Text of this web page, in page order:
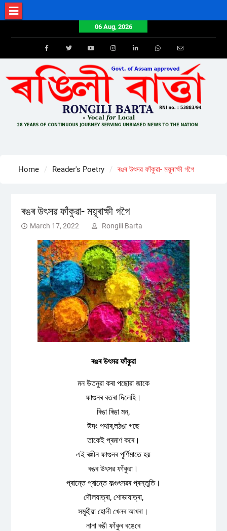
Skip
to
06 Aug, 2026
FacebookTwitterYoutube Email
Home Reader's Poetry ৰঙৰ উৎসৱ ফাঁকুৱা- ময়ূৰাক্ষী গগৈ
ৰঙৰ উৎসৱ ফাঁকুৱা- ময়ূৰাক্ষী গগৈ
March 17, 2022 Rongili Barta
ৰঙৰ উৎসৱ ফাঁকুৱা
মন উতনুৱা কৰা পছোৱা জাকে
ফাগুনৰ বতৰা দিলেহি।
ৰিঙা ৰিঙা মন,
উদং পথাৰ,লঠঙা গছে
তাকেই প্ৰমাণ কৰে।
এই ৰঙীন ফাগুনৰ পূৰ্ণিমাতে হয়
ৰঙৰ উৎসৱ ফাঁকুৱা।
প্ৰান্তে প্ৰান্তে ফল্গুৎসৱৰ প্ৰস্তুতি।
দৌলযাত্ৰা, শোভাযাত্ৰা,
সমূহীয়া হোলী খেলৰ আখৰা।
নানা ৰঙী ফাঁকুৰ ৰঙেৰে